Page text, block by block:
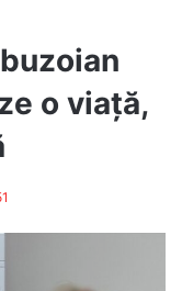
o viață,